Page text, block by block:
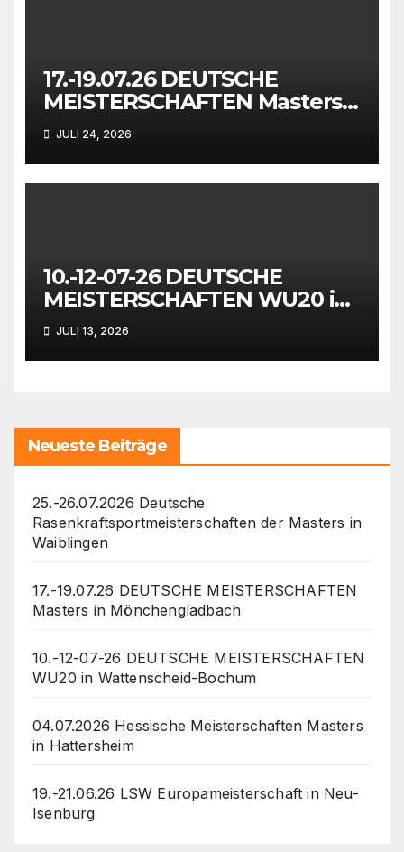
17.-19.07.26 DEUTSCHE
MEISTERSCHAFTEN Masters
in Mönchengladbach
JULI 24, 2026
10.-12-07-26 DEUTSCHE
MEISTERSCHAFTEN WU20 in
Wattenscheid-Bochum
JULI 13, 2026
Neueste Beiträge
25.-26.07.2026 Deutsche
Rasenkraftsportmeisterschaften der Masters in
Waiblingen
17.-19.07.26 DEUTSCHE MEISTERSCHAFTEN
Masters in Mönchengladbach
10.-12-07-26 DEUTSCHE MEISTERSCHAFTEN
WU20 in Wattenscheid-Bochum
04.07.2026 Hessische Meisterschaften Masters
in Hattersheim
19.-21.06.26 LSW Europameisterschaft in Neu-
Isenburg